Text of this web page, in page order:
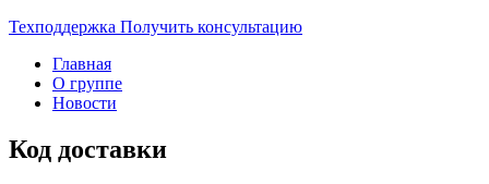
Техподдержка Получить консультацию
Главная
О группе
Новости
Код доставки